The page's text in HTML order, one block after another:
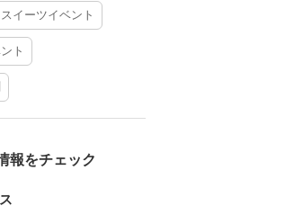
スイーツイベント
ト
報をチェック